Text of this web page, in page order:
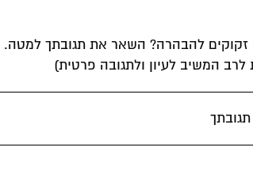
להבהרה? השאר את תגובתך למטה.
המשיב לעיון ולתגובה פרטית)